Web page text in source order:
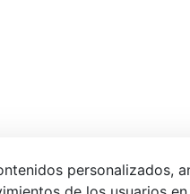
personalizados,